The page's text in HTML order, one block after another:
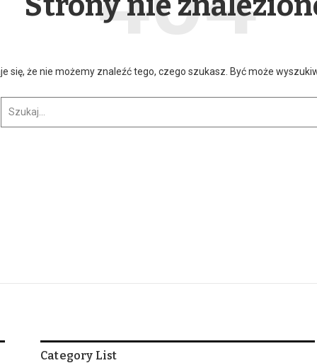
się, że nie możemy znaleźć tego, czego szukasz. Być może
Category List